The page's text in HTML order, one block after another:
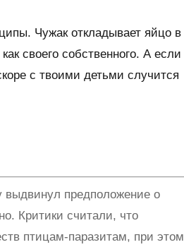
Чужак откладывает яйцо в
своего собственного. А если
с твоими детьми случится
предположение о
Критики считали, что
птицам-паразитам, при этом